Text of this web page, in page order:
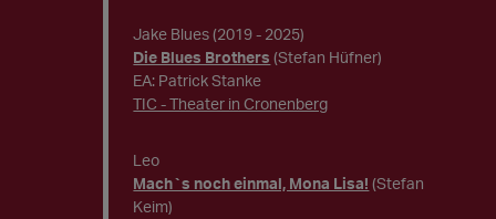
Jake Blues (2019 - 2025)
Die Blues Brothers (Stefan Hüfner)
EA: Patrick Stanke
TIC - Theater in Cronenberg
Leo
Mach`s noch einmal, Mona Lisa! (Stefan
Keim)